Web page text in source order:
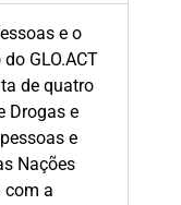
e o
GLO.ACT
de quatro
Drogas e
e
Nações
com a